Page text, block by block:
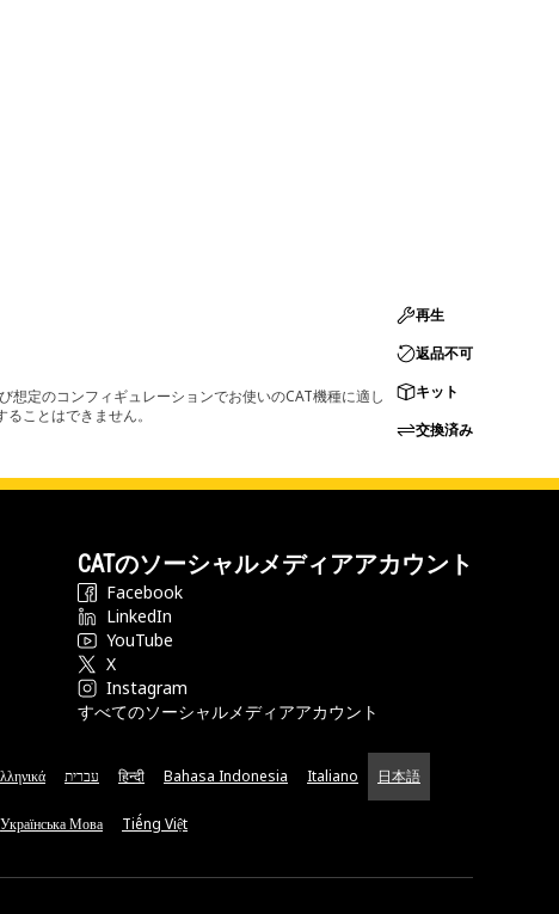
定のコンフィギュレーションでお使いのCAT機種に適し
ことはできません。
再生
返品不可
キット
交換済み
CATのソーシャルメディアアカウント
Facebook
LinkedIn
YouTube
X
Instagram
すべてのソーシャルメディアアカウント
עברית हिन्दी Bahasa Indonesia Italiano 日本語
Українська Мова Tiếng Việt